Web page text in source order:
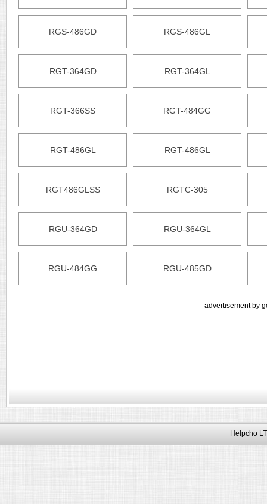
RGS-486GD RGS-486GL
RGT-364GD RGT-364GL
RGT-366SS RGT-484GG
RGT-486GL RGT-486GL
RGT486GLSS RGTC-305
RGU-364GD RGU-364GL
RGU-484GG RGU-485GD
advertisement by
Helpcho